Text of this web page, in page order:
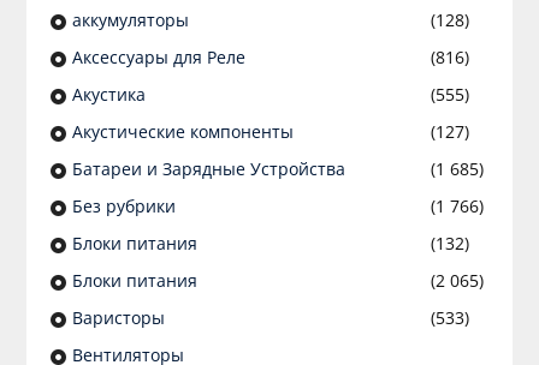
аккумуляторы
(128)
Аксессуары для Реле
(816)
Акустика
(555)
Акустические компоненты
(127)
Батареи и Зарядные Устройства
(1 685)
Без рубрики
(1 766)
Блоки питания
(132)
Блоки питания
(2 065)
Варисторы
(533)
Вентиляторы